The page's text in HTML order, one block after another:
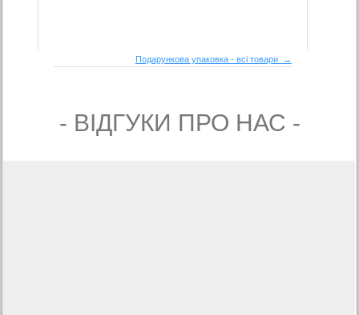
Подарункова упаковка - всі товари →
- ВIДГУКИ ПРО НАС -